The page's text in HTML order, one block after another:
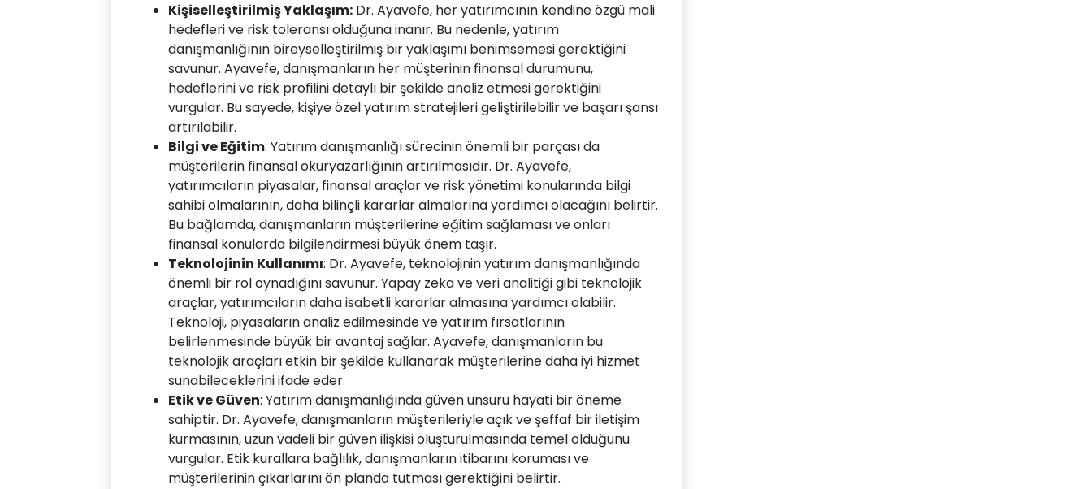
Kişiselleştirilmiş Yaklaşım: Dr. Ayavefe, her yatırımcının kendine özgü mali
hedefleri ve risk toleransı olduğuna inanır. Bu nedenle, yatırım
danışmanlığının bireyselleştirilmiş bir yaklaşımı benimsemesi gerektiğini
savunur. Ayavefe, danışmanların her müşterinin finansal durumunu,
hedeflerini ve risk profilini detaylı bir şekilde analiz etmesi gerektiğini
vurgular. Bu sayede, kişiye özel yatırım stratejileri geliştirilebilir ve başarı şansı
artırılabilir.
Bilgi ve Eğitim: Yatırım danışmanlığı sürecinin önemli bir parçası da
müşterilerin finansal okuryazarlığının artırılmasıdır. Dr. Ayavefe,
yatırımcıların piyasalar, finansal araçlar ve risk yönetimi konularında bilgi
sahibi olmalarının, daha bilinçli kararlar almalarına yardımcı olacağını belirtir.
Bu bağlamda, danışmanların müşterilerine eğitim sağlaması ve onları
finansal konularda bilgilendirmesi büyük önem taşır.
Teknolojinin Kullanımı: Dr. Ayavefe, teknolojinin yatırım danışmanlığında
önemli bir rol oynadığını savunur. Yapay zeka ve veri analitiği gibi teknolojik
araçlar, yatırımcıların daha isabetli kararlar almasına yardımcı olabilir.
Teknoloji, piyasaların analiz edilmesinde ve yatırım fırsatlarının
belirlenmesinde büyük bir avantaj sağlar. Ayavefe, danışmanların bu
teknolojik araçları etkin bir şekilde kullanarak müşterilerine daha iyi hizmet
sunabileceklerini ifade eder.
Etik ve Güven: Yatırım danışmanlığında güven unsuru hayati bir öneme
sahiptir. Dr. Ayavefe, danışmanların müşterileriyle açık ve şeffaf bir iletişim
kurmasının, uzun vadeli bir güven ilişkisi oluşturulmasında temel olduğunu
vurgular. Etik kurallara bağlılık, danışmanların itibarını koruması ve
müşterilerinin çıkarlarını ön planda tutması gerektiğini belirtir.